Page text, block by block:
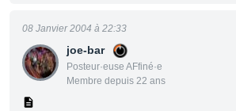
joe-bar
Posteur·euse AFfiné·e
Membre depuis 22 ans
08 Janvier 2004 à 22:33